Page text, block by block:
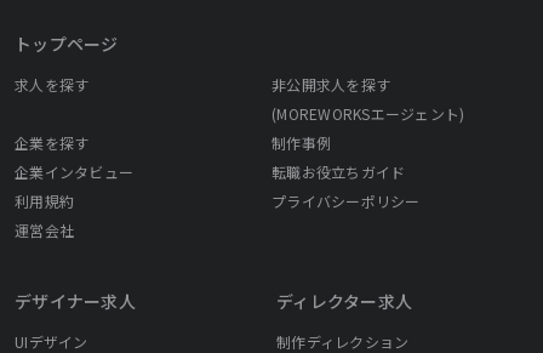
トップページ
求人を探す
非公開求人を探す
(MOREWORKSエージェント)
企業を探す
制作事例
企業インタビュー
転職お役立ちガイド
利用規約
プライバシーポリシー
運営会社
デザイナー求人
UIデザイン
ディレクター求人
制作ディレクション